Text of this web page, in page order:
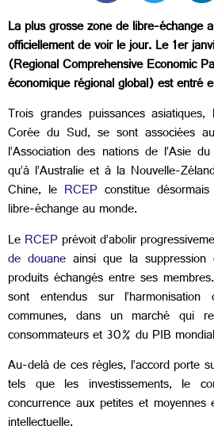
La plus grosse zone de libre-échange
officiellement de voir le jour. Le 1er
(Regional Comprehensive Economic
économique régional global) est entré
Trois grandes puissances
Corée du Sud, se sont associées
l’Association des nations de l’Asie
qu’à l’Australie et à la Nouvelle-
Chine, le RCEP constitue
libre-échange au monde.
LeRCEPprévoit d’abolir
de douane ainsi que la
produits échangés entre ses
sont entendus sur
communes, dans un marché qui
consommateurs et 30% du PIB
Au-delà de ces règles, l’accord porte
tels que les investissements, le
concurrence aux petites et
intellectuelle.